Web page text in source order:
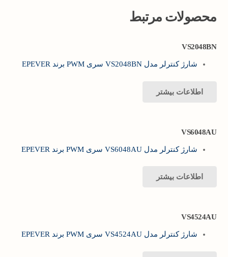
محصولات مرتبط
VS2048BN
شارژ کنترلر مدل VS2048BN سری PWM برند EPEVER
اطلاعات بیشتر
VS6048AU
شارژ کنترلر مدل VS6048AU سری PWM برند EPEVER
اطلاعات بیشتر
VS4524AU
شارژ کنترلر مدل VS4524AU سری PWM برند EPEVER